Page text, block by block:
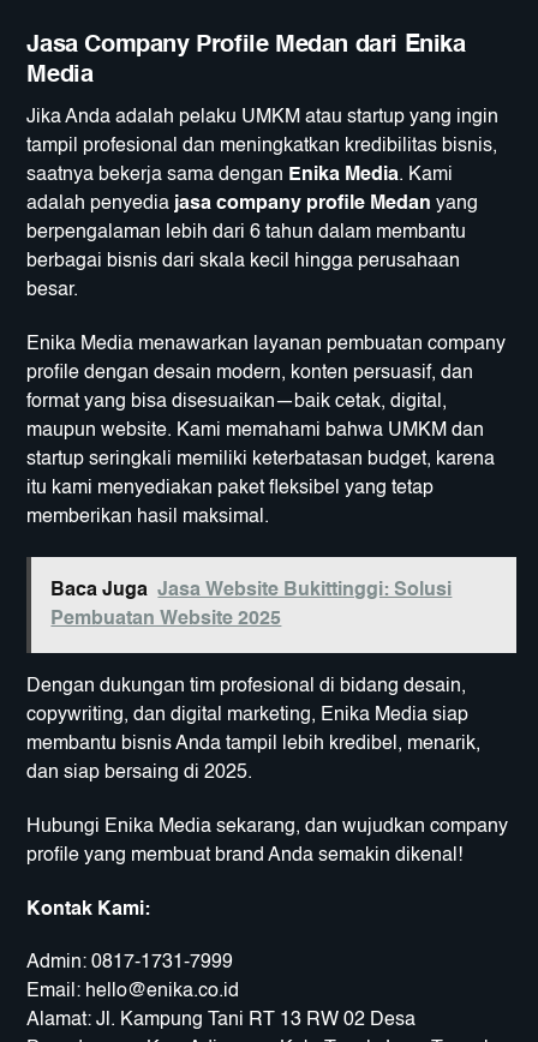
Jasa Company Profile Medan dari Enika
Media
Jika Anda adalah pelaku UMKM atau startup yang ingin
tampil profesional dan meningkatkan kredibilitas bisnis,
saatnya bekerja sama dengan Enika Media. Kami
adalah penyedia jasa company profile Medan yang
berpengalaman lebih dari 6 tahun dalam membantu
berbagai bisnis dari skala kecil hingga perusahaan
besar.
Enika Media menawarkan layanan pembuatan company
profile dengan desain modern, konten persuasif, dan
format yang bisa disesuaikan—baik cetak, digital,
maupun website. Kami memahami bahwa UMKM dan
startup seringkali memiliki keterbatasan budget, karena
itu kami menyediakan paket fleksibel yang tetap
memberikan hasil maksimal.
Baca Juga Jasa Website Bukittinggi: Solusi
Pembuatan Website 2025
Dengan dukungan tim profesional di bidang desain,
copywriting, dan digital marketing, Enika Media siap
membantu bisnis Anda tampil lebih kredibel, menarik,
dan siap bersaing di 2025.
Hubungi Enika Media sekarang, dan wujudkan company
profile yang membuat brand Anda semakin dikenal!
Kontak Kami:
Admin:0817-1731-7999
Email: hello@enika.co.id
Alamat: Jl. Kampung Tani RT 13 RW 02 Desa